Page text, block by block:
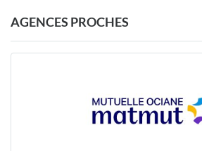
AGENCES PROCHES